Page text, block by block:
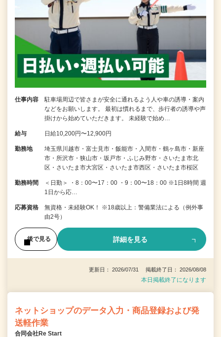
仕事内容
駐車場周辺で皆さまが安全に通れるよう人や車の誘導・案内
などをお願いします。 最初は慣れるまで、歩行者の誘導や声
掛けから始めていただきます。 未経験で始め…
給与 日給10,200円〜12,900円
勤務地
埼玉県川越市・富士見市・飯能市・入間市・鶴ヶ島市・新座
市・所沢市・狭山市・坂戸市・ふじみ野市・さいたま市北
区・さいたま市大宮区・さいたま市西区・さいたま市桜区
勤務時間
＜日勤＞ ・8：00〜17：00 ・9：00〜18：00 ※1日8時間 週
1日から応…
応募資格
無資格・未経験OK！ ※18歳以上：警備業法による（例外事
由2号）
後で見る 詳細を見る
更新日： 2026/07/31 掲載終了日： 2026/08/08
本日掲載終了になります
ネットショップのデータ入力・商品登録および発
送軽作業
合同会社Re Start